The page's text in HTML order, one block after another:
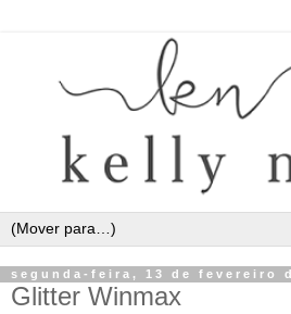
segunda-feira, 13 de fevereiro
Glitter Winmax